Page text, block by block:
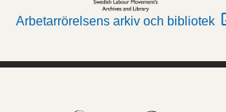
Arbetarrörelsens arkiv och bibliotek